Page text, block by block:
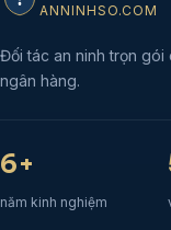
ANNINHSO.COM
Đối tác an ninh trọn gói
ngân hàng.
6+
năm kinh nghiệm